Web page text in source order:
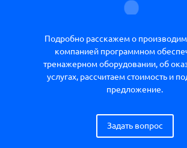
Подробно расскажем о
компанией программном
тренажерном оборудовании, об
услугах, рассчитаем стоимость и
предложение.
Задать вопрос